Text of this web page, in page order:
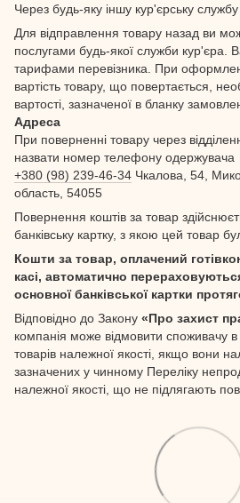
Через будь-яку іншу кур'єрську службу
Для відправлення товару назад ви
послугами будь-якої служби кур'єра.
тарифами перевізника. При
вартість товару, що повертається,
вартості, зазначеної в бланку
Адреса
При поверненні товару через
назвати номер телефону одержувача
+380 (98) 239-46-34 Чкалова, 54,
область, 54055
Повернення коштів за товар
банківську картку, з якою цей товар
Кошти за товар, оплачений
касі, автоматично
основної банківської картки
Відповідно до Закону «Про захист
компанія може відмовити споживачу в
товарів належної якості, якщо вони
зазначених у чинному Переліку
належної якості, що не підлягають